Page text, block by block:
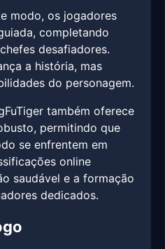
modo, os jogadores
completando
desafiadores.
a história, mas
do personagem.
também oferece
permitindo que
se enfrentem em
online
saudável e a formação
dedicados.